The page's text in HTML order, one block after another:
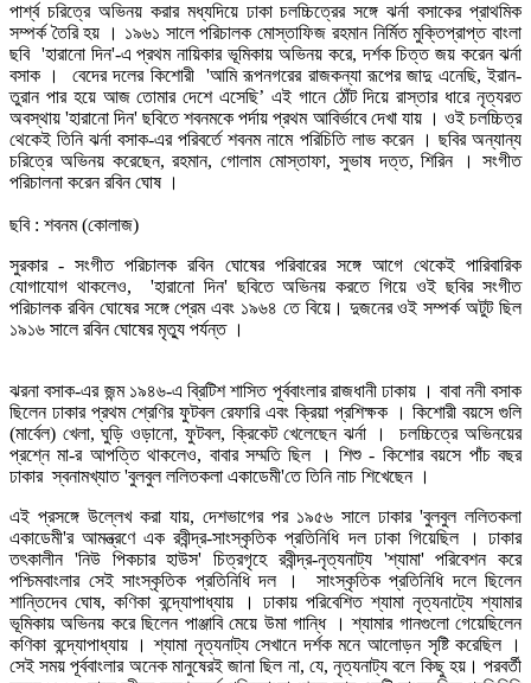
পার্শ্ব চরিত্রে অভিনয় করার মধ্যদিয়ে ঢাকা চলচ্চিত্রের সঙ্গে ঝর্না বসাকের প্রাথমিক
সম্পর্ক তৈরি হয় । ১৯৬১ সালে পরিচালক মোস্তাফিজ রহমান নির্মিত মুক্তিপ্রাপ্ত বাংলা
ছবি 'হারানো দিন'-এ প্রথম নায়িকার ভূমিকায় অভিনয় করে, দর্শক চিত্ত জয় করেন ঝর্না
বসাক । বেদের দলের কিশোরী 'আমি রূপনগরের রাজকন্যা রূপের জাদু এনেছি, ইরান-
তুরান পার হয়ে আজ তোমার দেশে এসেছি’ এই গানে ঠোঁট দিয়ে রাস্তার ধারে নৃত্যরত
অবস্থায় 'হারানো দিন' ছবিতে শবনমকে পর্দায় প্রথম আবির্ভাবে দেখা যায় । ওই চলচ্চিত্র
থেকেই তিনি ঝর্না বসাক-এর পরিবর্তে শবনম নামে পরিচিতি লাভ করেন । ছবির অন্যান্য
চরিত্রে অভিনয় করেছেন, রহমান, গোলাম মোস্তাফা, সুভাষ দত্ত, শিরিন । সংগীত
পরিচালনা করেন রবিন ঘোষ ।
ছবি : শবনম (কোলাজ)
সুরকার - সংগীত পরিচালক রবিন ঘোষের পরিবারের সঙ্গে আগে থেকেই পারিবারিক
যোগাযোগ থাকলেও, 'হারানো দিন' ছবিতে অভিনয় করতে গিয়ে ওই ছবির সংগীত
পরিচালক‌ রবিন ঘোষের সঙ্গে প্রেম এবং ১৯৬৪ তে বিয়ে‌। দুজনের ওই সম্পর্ক অটুট ছিল
১৯১৬ সালে রবিন ঘোষের মৃত্যু পর্যন্ত ।
ঝরনা বসাক-এর জন্ম ১৯৪৬-এ ব্রিটিশ শাসিত পূর্ববাংলার রাজধানী ঢাকায় । বাবা ননী বসাক
ছিলেন ঢাকার প্রথম শ্রেণির ফুটবল রেফারি এবং ক্রিয়া প্রশিক্ষক । কিশোরী বয়সে গুলি
(মার্বেল) খেলা, ঘুড়ি ওড়ানো, ফুটবল, ক্রিকেট খেলেছেন ঝর্না । চলচ্চিত্রে অভিনয়ের
প্রশ্নে মা-র আপত্তি থাকলেও, বাবার সম্মতি ছিল । শিশু - কিশোর বয়সে পাঁচ বছর
ঢাকার স্বনামখ্যাত 'বুলবুল ললিতকলা একাডেমী'তে তিনি নাচ শিখেছেন ।
এই প্রসঙ্গে উল্লেখ করা যায়, দেশভাগের পর ১৯৫৬ সালে ঢাকার 'বুলবুল ললিতকলা
একাডেমী'র আমন্ত্রণে এক রবীন্দ্র-সাংস্কৃতিক প্রতিনিধি দল ঢাকা গিয়েছিল । ঢাকার
তৎকালীন 'নিউ পিকচার হাউস' চিত্রগৃহে রবীন্দ্র-নৃত্যনাট্য 'শ্যামা' পরিবেশন করে
পশ্চিমবাংলার সেই সাংস্কৃতিক প্রতিনিধি দল । সাংস্কৃতিক প্রতিনিধি দলে ছিলেন
শান্তিদেব ঘোষ, কণিকা বন্দ্যোপাধ্যায় । ঢাকায় পরিবেশিত শ্যামা নৃত্যনাট্যে শ্যামার
ভূমিকায় অভিনয় করে ছিলেন পাঞ্জাবি মেয়ে উমা গান্ধি । শ্যামার গানগুলো গেয়েছিলেন
কণিকা বন্দ্যোপাধ্যায় । শ্যামা নৃত্যনাট্য সেখানে দর্শক মনে আলোড়ন সৃষ্টি করেছিল ।
সেই সময় পূর্ববাংলার অনেক মানুষেরই জানা ছিল না, যে, নৃত্যনাট্য বলে কিছু হয়। পরবর্তী